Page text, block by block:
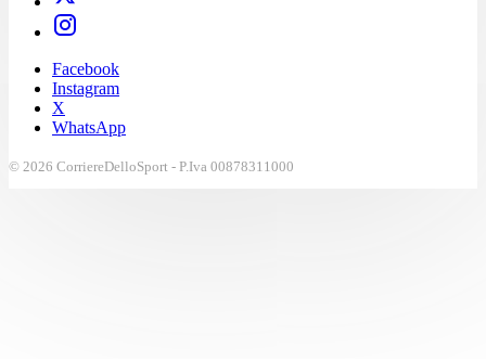
Facebook
Instagram
X
WhatsApp
© 2026 CorriereDelloSport - P.Iva 00878311000